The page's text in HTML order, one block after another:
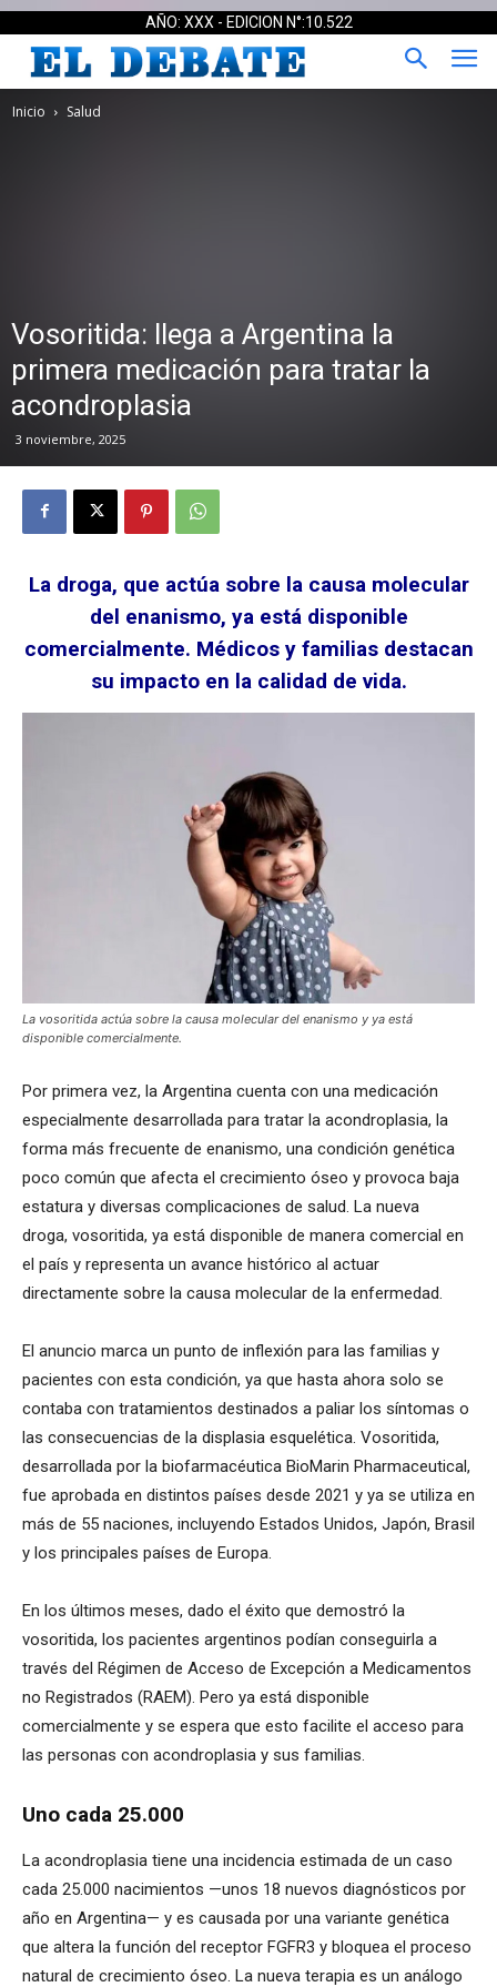
AÑO: XXX - EDICION N°:10.522
Inicio Salud
Vosoritida: llega a Argentina la
primera medicación para tratar la
acondroplasia
3 noviembre, 2025
La droga, que actúa sobre la causa molecular
del enanismo, ya está disponible
comercialmente. Médicos y familias destacan
su impacto en la calidad de vida.
La vosoritida actúa sobre la causa molecular del enanismo y ya está
disponible comercialmente.
Por primera vez, la Argentina cuenta con una medicación
especialmente desarrollada para tratar la acondroplasia, la
forma más frecuente de enanismo, una condición genética
poco común que afecta el crecimiento óseo y provoca baja
estatura y diversas complicaciones de salud. La nueva
droga, vosoritida, ya está disponible de manera comercial en
el país y representa un avance histórico al actuar
directamente sobre la causa molecular de la enfermedad.
El anuncio marca un punto de inflexión para las familias y
pacientes con esta condición, ya que hasta ahora solo se
contaba con tratamientos destinados a paliar los síntomas o
las consecuencias de la displasia esquelética. Vosoritida,
desarrollada por la biofarmacéutica BioMarin Pharmaceutical,
fue aprobada en distintos países desde 2021 y ya se utiliza en
más de 55 naciones, incluyendo Estados Unidos, Japón, Brasil
y los principales países de Europa.
En los últimos meses, dado el éxito que demostró la
vosoritida, los pacientes argentinos podían conseguirla a
través del Régimen de Acceso de Excepción a Medicamentos
no Registrados (RAEM). Pero ya está disponible
comercialmente y se espera que esto facilite el acceso para
las personas con acondroplasia y sus familias.
Uno cada 25.000
La acondroplasia tiene una incidencia estimada de un caso
cada 25.000 nacimientos —unos 18 nuevos diagnósticos por
año en Argentina— y es causada por una variante genética
que altera la función del receptor FGFR3 y bloquea el proceso
natural de crecimiento óseo. La nueva terapia es un análogo